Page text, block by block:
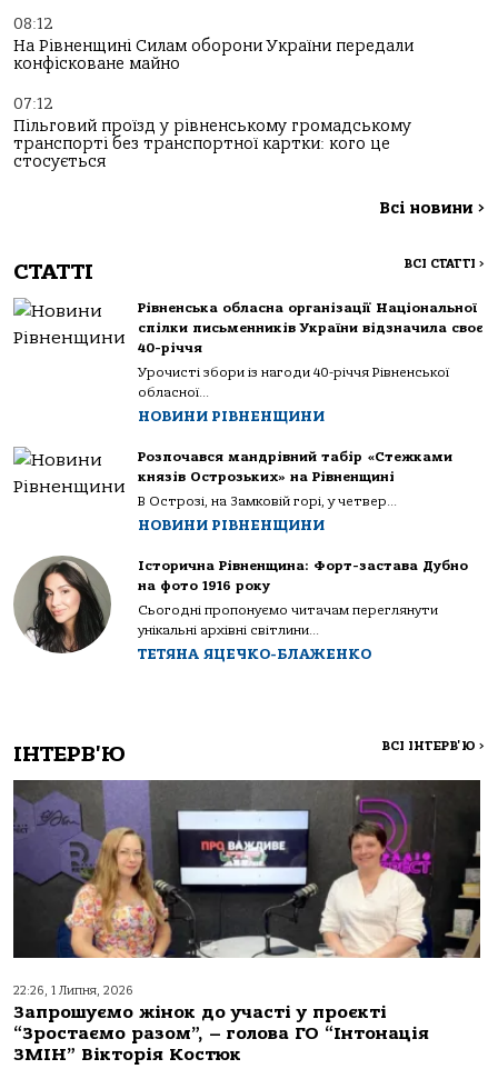
08:12
На Рівненщині Силам оборони України передали
конфісковане майно
07:12
Пільговий проїзд у рівненському громадському
транспорті без транспортної картки: кого це
стосується
Всі новини >
СТАТТІ ВСІ СТАТТІ >
Рівненська обласна організації Національної
спілки письменників України відзначила своє
40-річчя
Урочисті збори із нагоди 40-річчя Рівненської
обласної...
НОВИНИ РІВНЕНЩИНИ
Розпочався мандрівний табір «Стежками
князів Острозьких» на Рівненщині
В Острозі, на Замковій горі, у четвер...
НОВИНИ РІВНЕНЩИНИ
Історична Рівненщина: Форт-застава Дубно
на фото 1916 року
Сьогодні пропонуємо читачам переглянути
унікальні архівні світлини...
ТЕТЯНА ЯЦЕЧКО-БЛАЖЕНКО
ІНТЕРВ'Ю ВСІ ІНТЕРВ'Ю >
22:26, 1 Липня, 2026
Запрошуємо жінок до участі у проєкті
“Зростаємо разом”, – голова ГО “Інтонація
ЗМІН” Вікторія Костюк